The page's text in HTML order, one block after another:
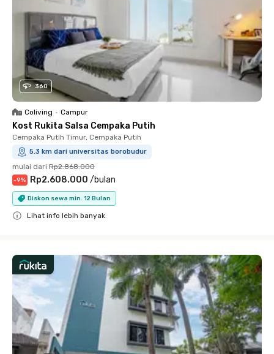
360
Coliving • Campur
Kost Rukita Salsa Cempaka Putih
Cempaka Putih Timur, Cempaka Putih
5.3 km dari universitas borobudur
mulai dari Rp2.868.000
-9% Rp2.608.000 /bulan
Diskon sewa min. 12 Bulan
Lihat info lebih banyak